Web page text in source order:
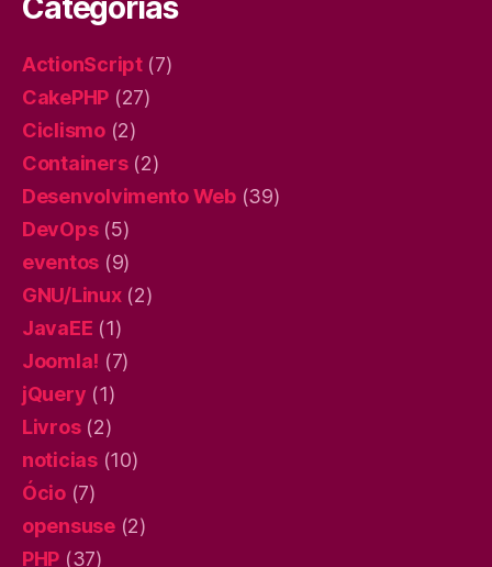
Categorias
ActionScript(7)
CakePHP (27)
Ciclismo(2)
Containers(2)
Desenvolvimento Web(39)
DevOps(5)
eventos (9)
GNU/Linux(2)
JavaEE (1)
Joomla! (7)
jQuery (1)
Livros(2)
noticias(10)
Ócio(7)
opensuse(2)
PHP (37)